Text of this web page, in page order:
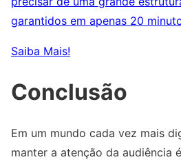
garantidos em apenas 20
Saiba Mais!
Conclusão
Em um mundo cada vez mais
manter a atenção da audiência